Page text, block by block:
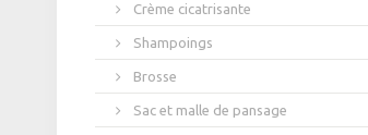
Crème cicatrisante
Shampoings
Brosse
Sac et malle de pansage